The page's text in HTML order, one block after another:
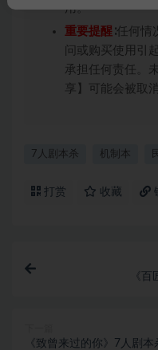
用。
重要提醒 ∶任何
问或购买使用引
承担任何责任。
享】可能会被取
7人剧本杀 机制本
打赏 收藏
《
《致曾来过的你》7人剧